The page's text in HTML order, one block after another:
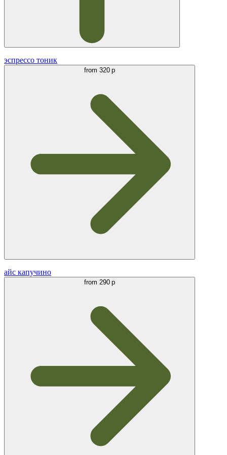
эспрессо тоник
from 320 р
айс капучино
from 290 р